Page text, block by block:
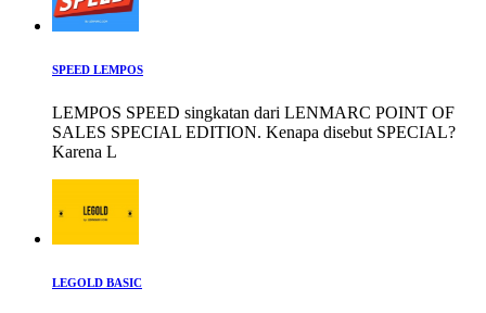
SPEED LEMPOS
LEMPOS SPEED singkatan dari LENMARC POINT OF
SALES SPECIAL EDITION. Kenapa disebut SPECIAL?
Karena L
LEGOLD BASIC